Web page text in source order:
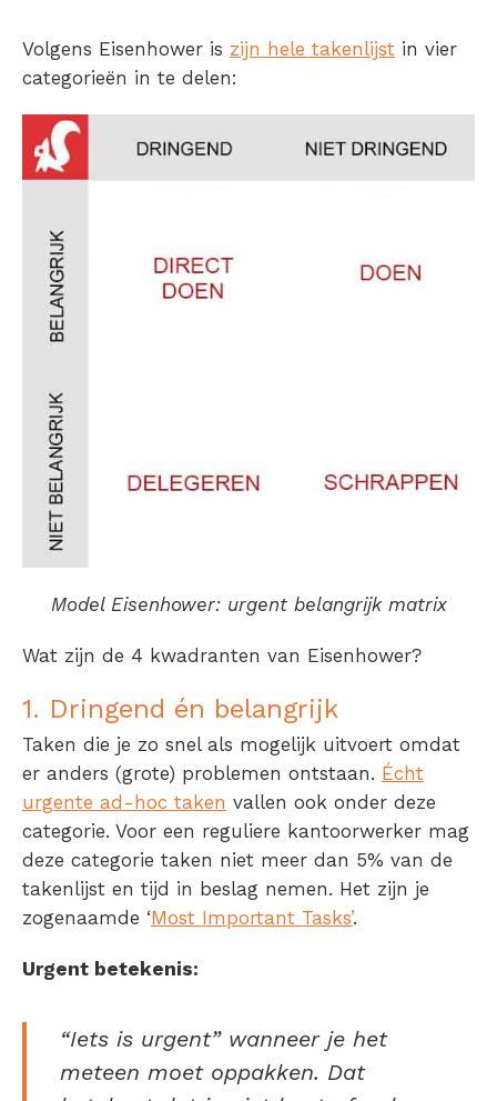
Volgens Eisenhower is zijn hele takenlijst in vier
categorieën in te delen:
Model Eisenhower: urgent belangrijk matrix
Wat zijn de 4 kwadranten van Eisenhower?
1. Dringend én belangrijk
Taken die je zo snel als mogelijk uitvoert omdat
er anders (grote) problemen ontstaan. Écht
urgente ad-hoc taken vallen ook onder deze
categorie. Voor een reguliere kantoorwerker mag
deze categorie taken niet meer dan 5% van de
takenlijst en tijd in beslag nemen. Het zijn je
zogenaamde ‘Most Important Tasks’.
Urgent betekenis:
“Iets is urgent” wanneer je het
meteen moet oppakken. Dat